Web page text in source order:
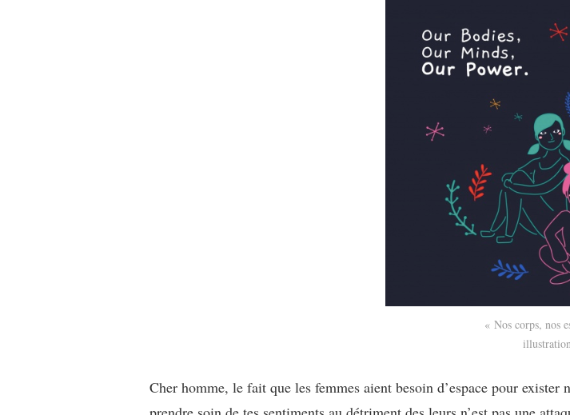
« Nos corps, nos
Cher homme, le fait que les femmes aient besoin d’espace pour